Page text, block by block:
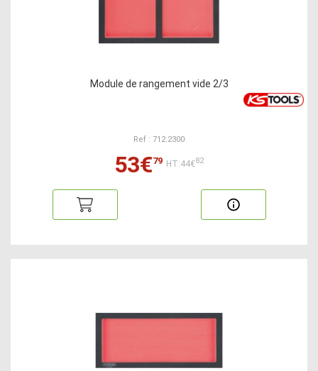
Module de rangement vide 2/3
Ref : 712.2300
53€79 HT:44€82